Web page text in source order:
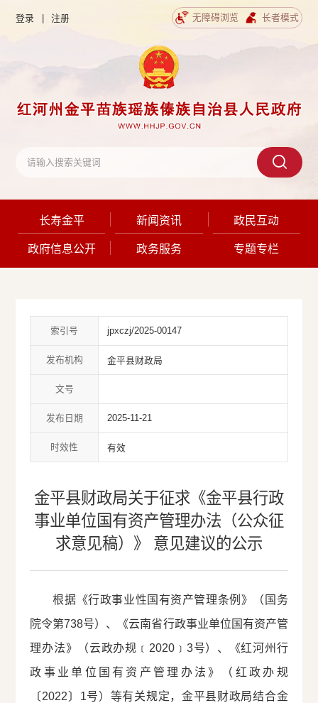
登录 | 注册 无障碍浏览 长者模式
长寿金平 新闻资讯 政民互动
政府信息公开 政务服务 专题专栏
索引号 jpxczj/2025-00147
发布机构 金平县财政局
文号
发布日期 2025-11-21
时效性 有效
金平县财政局关于征求《金平县行政
事业单位国有资产管理办法（公众征
求意见稿）》 意见建议的公示
根据《行政事业性国有资产管理条例》（国务
院令第738号）、《云南省行政事业单位国有资产管
理办法》（云政办规﹝2020﹞3号）、《红河州行
政事业单位国有资产管理办法》（红政办规
〔2022〕1号）等有关规定，金平县财政局结合金